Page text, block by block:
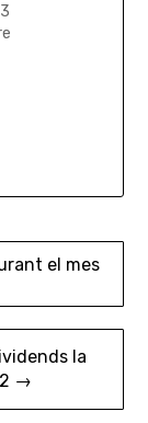
el mes
la
→